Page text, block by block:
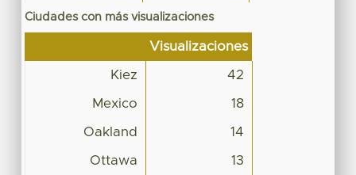
Ciudades con más visualizaciones
Visualizaciones
Kiez 42
Mexico 18
Oakland 14
Ottawa 13